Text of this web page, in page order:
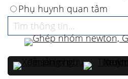
Phụ huynh quan tâm